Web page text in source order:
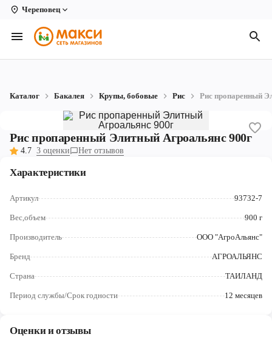
Череповец
Вологда
Архангельск
Коряжма
Котлас
Новодвинск
Северодвинск
Череповец
Ярославль
Каталог Бакалея Крупы, бобовые Рис Рис пропаренный
Рис пропаренный Элитный Агроальянс 900г
4.7 3 оценки Нет отзывов
Характеристики
Артикул 93732-7
Вес,объем 900 г
Производитель ООО "АгроАльянс"
Бренд АГРОАЛЬЯНС
Страна ТАИЛАНД
Период службы/Срок годности 12 месяцев
Оценки и отзывы